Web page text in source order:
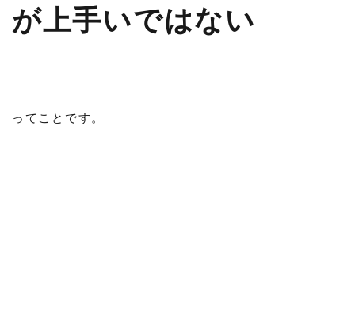
が上手いではない
ってことです。